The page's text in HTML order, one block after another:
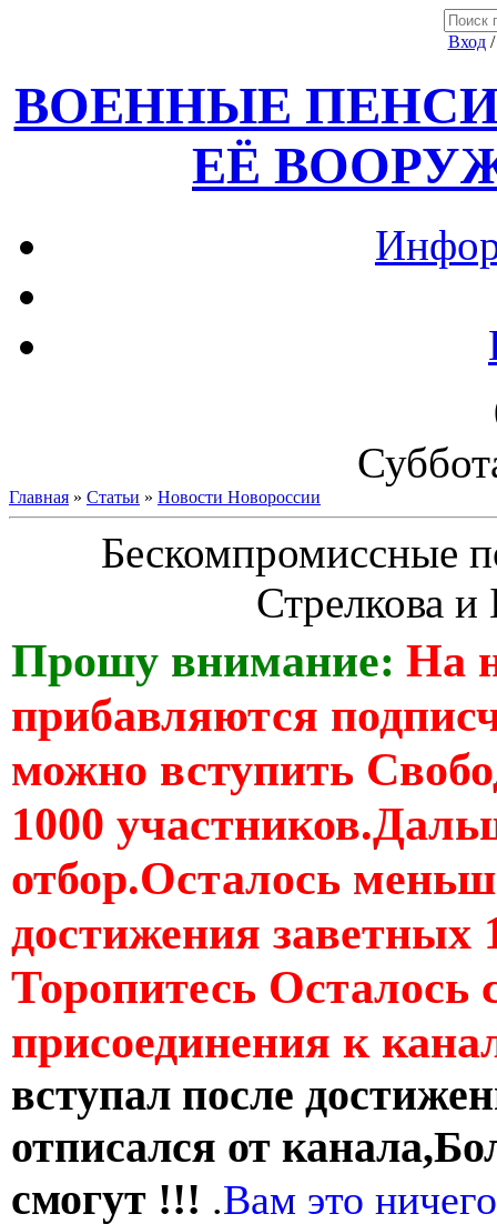
Вход
ВОЕННЫЕ
ЕЁ
Главная » Статьи » Новости Новороссии
Бескомпромиссные
Стрелкова
Прошу внимание: На
прибавляются
можно вступить
1000
отбор.Осталось
достижения заветных
Торопитесь Осталось
присоединения к
вступал после
отписался от
смогут !!! .Вам это